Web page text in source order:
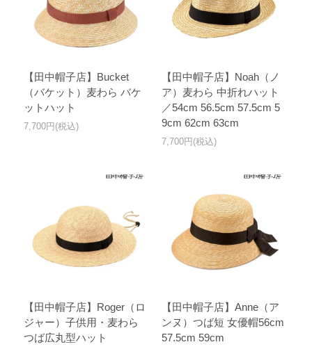
【田中帽子店】Bucket
（バケット）麦わら バケ
ットハット
7,700円(税込)
【田中帽子店】Noah（ノ
ア）麦わら 中折れハット
／54cm 56.5cm 57.5cm 5
9cm 62cm 63cm
7,700円(税込)
【田中帽子店】Roger（ロ
ジャー）子供用・麦わら
つば広丸型ハット
【田中帽子店】Anne（ア
ンヌ）つば短 女優帽56cm
57.5cm 59cm